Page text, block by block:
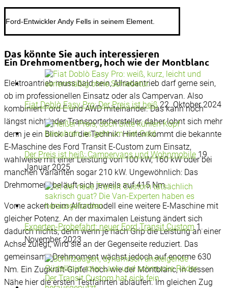
Ford-Entwickler Andy Fells in seinem Element.
Ein Drehmomentberg, hoch wie der Montblanc
Elektroantrieb muss bald sein, Allradantrieb darf gerne sein,
ob im professionellen Einsatz oder als Campervan. Also
kombiniert Ford E und AWD miteinander. Das kann noch
längst nicht jeder Transporterhersteller, daher lohnt sich mehr
denn je ein Blick auf die Technik. Hinten kommt die bekannte
E-Maschine des Ford Transit E-Custom zum Einsatz,
wahlweise mit einer Leistung von 100 kW, 160 kW oder bei
manchen Varianten sogar 210 kW. Ungewöhnlich: Das
Drehmoment beläuft sich jeweils auf 415 Nm.
Vorne ackert beim Allradmodell eine weitere E-Maschine mit
gleicher Potenz. An der maximalen Leistung ändert sich
dadurch nichts, denn wenn je nach Grip die Leistung an einer
Achse zulegt, wird sie an der Gegenseite reduziert. Das
gemeinsame Drehmoment wächst jedoch auf enorme 630
Nm. Ein Zugkraft-Gipfel hoch wie der Montblanc, in dessen
Nähe hier die ersten Testfahrten ablaufen. Im gleichen Zug
Das könnte Sie auch interessieren
Fiat Doblò Easy Pro: Der Preis ist heiß22. Oktober 2024
Der Preis ist heiß: Campervans und Wohnmobile 19.
Januar 2025
Experten-Probefahrt: neuer Ford Transit Custom 1.
November 2023